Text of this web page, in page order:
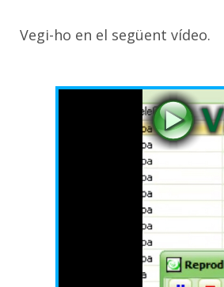
Vegi-ho en el següent vídeo.